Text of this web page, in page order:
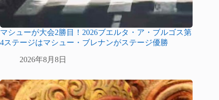
マシューが大会2勝目！2026ブエルタ・ア・ブルゴス第
4ステージはマシュー・ブレナンがステージ優勝
2026年8月8日